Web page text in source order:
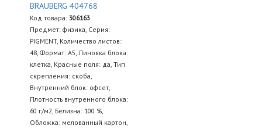
BRAUBERG 404768
Код товара: 306163
Предмет: физика, Серия:
PIGMENT, Количество листов:
48, Формат: А5, Линовка блока:
клетка, Красные поля: да, Тип
скрепления: скоба,
Внутренний блок: офсет,
Плотность внутренного блока:
60 г/м2, Белизна: 100 %,
Обложка: мелованный картон,